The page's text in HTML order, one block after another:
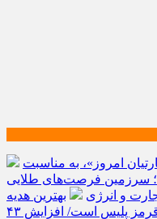
امروز»، به مناسبت
سرزمین فرصت‌های طلایی
و انرژی
بهترین هدیه
امنیت مردم خط قرمز پلیس است/ افزایش ۴۳